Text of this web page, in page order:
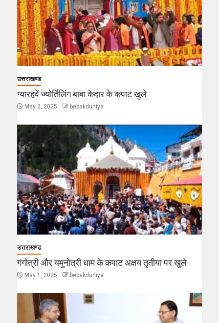
उत्तराखण्ड
ग्यारहवें ज्योर्तिलिंग बाबा केदार के कपाट खुले
May 2, 2025 bebakduniya
उत्तराखण्ड
गंगोत्री और यमुनोत्री धाम के कपाट अक्षय तृतीया पर खुले
May 1, 2025 bebakduniya